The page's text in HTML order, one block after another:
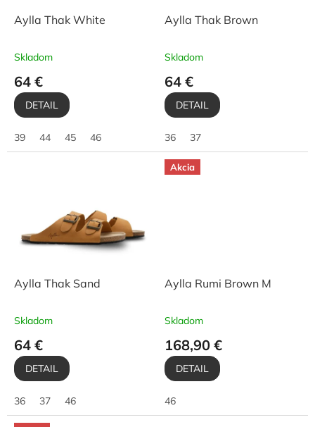
dAylla Thak White
Skladom
64 €
DETAIL
39 44 45 46
Aylla Thak Brown
Skladom
64 €
DETAIL
36 37
Aylla Thak Sand
Skladom
64 €
DETAIL
36 37 46
Akcia
Aylla Rumi Brown M
Skladom
168,90 €
DETAIL
46